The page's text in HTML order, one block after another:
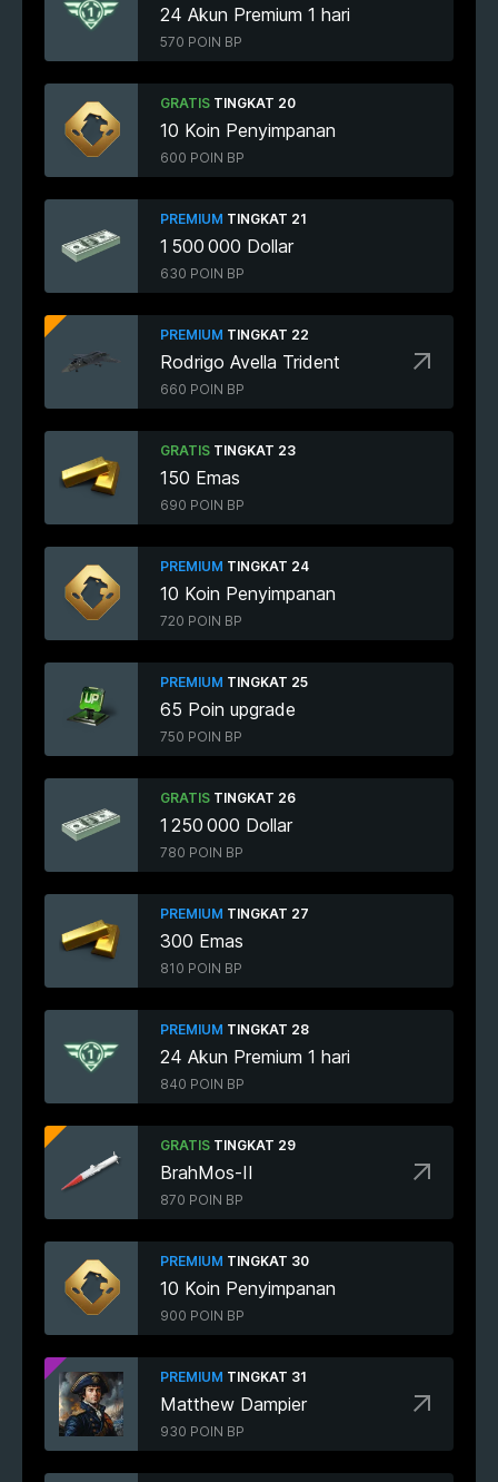
24 Akun Premium 1 hari
570 POIN BP
GRATIS TINGKAT 20
10 Koin Penyimpanan
600 POIN BP
PREMIUM TINGKAT 21
1 500 000 Dollar
630 POIN BP
PREMIUM TINGKAT 22
Rodrigo Avella Trident
660 POIN BP
GRATIS TINGKAT 23
150 Emas
690 POIN BP
PREMIUM TINGKAT 24
10 Koin Penyimpanan
720 POIN BP
PREMIUM TINGKAT 25
65 Poin upgrade
750 POIN BP
GRATIS TINGKAT 26
1 250 000 Dollar
780 POIN BP
PREMIUM TINGKAT 27
300 Emas
810 POIN BP
PREMIUM TINGKAT 28
24 Akun Premium 1 hari
840 POIN BP
GRATIS TINGKAT 29
BrahMos-II
870 POIN BP
PREMIUM TINGKAT 30
10 Koin Penyimpanan
900 POIN BP
PREMIUM TINGKAT 31
Matthew Dampier
930 POIN BP